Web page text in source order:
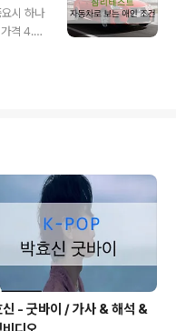
해지는
람이 필
사고 싶
시 하나
격 4.
지고 있
강한 당
인 생활
한 당신에
죠? 출처:
신 - 굿바이 / 가사 & 해석 &